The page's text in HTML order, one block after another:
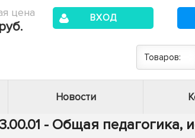
цена ВХОД
Товаров:
Новости
- Общая педагогика,